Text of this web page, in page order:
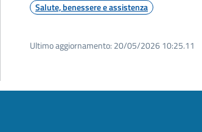
Salute, benessere e assistenza
Ultimo aggiornamento: 20/05/2026 10:25.11